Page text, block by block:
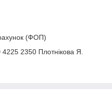
(ФОП)
2350 Плотнікова Я.